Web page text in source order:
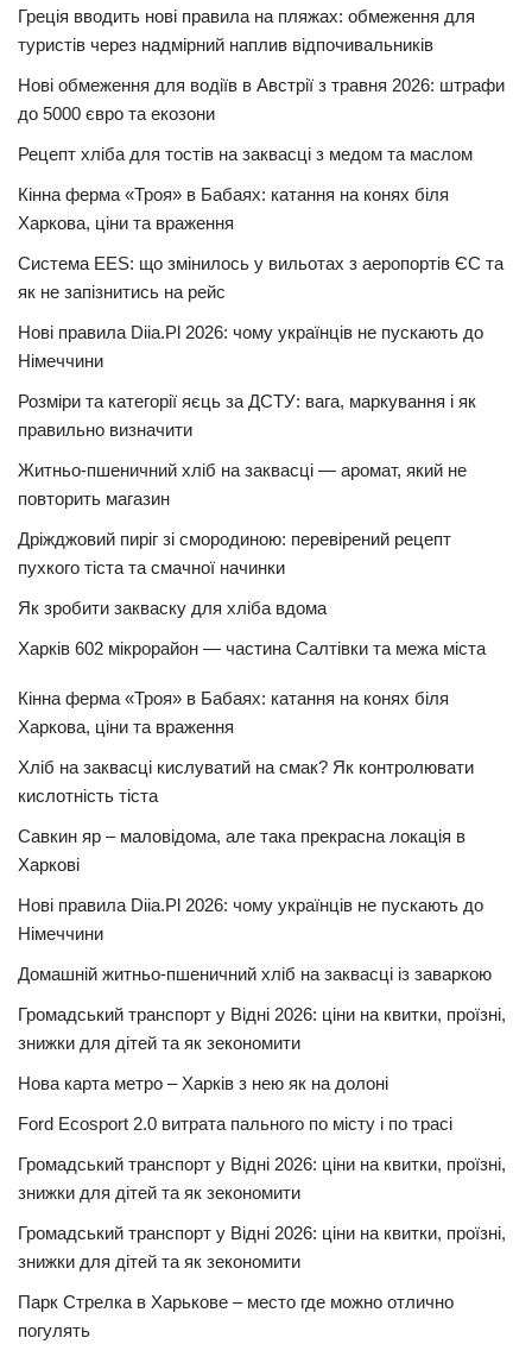
Греція вводить нові правила на пляжах: обмеження для
туристів через надмірний наплив відпочивальників
Нові обмеження для водіїв в Австрії з травня 2026: штрафи
до 5000 євро та екозони
Рецепт хліба для тостів на заквасці з медом та маслом
Кінна ферма «Троя» в Бабаях: катання на конях біля
Харкова, ціни та враження
Система EES: що змінилось у вильотах з аеропортів ЄС та
як не запізнитись на рейс
Нові правила Diia.Pl 2026: чому українців не пускають до
Німеччини
Розміри та категорії яєць за ДСТУ: вага, маркування і як
правильно визначити
Житньо-пшеничний хліб на заквасці — аромат, який не
повторить магазин
Дріжджовий пиріг зі смородиною: перевірений рецепт
пухкого тіста та смачної начинки
Як зробити закваску для хліба вдома
Харків 602 мікрорайон — частина Салтівки та межа міста
Кінна ферма «Троя» в Бабаях: катання на конях біля
Харкова, ціни та враження
Хліб на заквасці кислуватий на смак? Як контролювати
кислотність тіста
Савкин яр – маловідома, але така прекрасна локація в
Харкові
Нові правила Diia.Pl 2026: чому українців не пускають до
Німеччини
Домашній житньо-пшеничний хліб на заквасці із заваркою
Громадський транспорт у Відні 2026: ціни на квитки, проїзні,
знижки для дітей та як зекономити
Нова карта метро – Харків з нею як на долоні
Ford Ecosport 2.0 витрата пального по місту і по трасі
Громадський транспорт у Відні 2026: ціни на квитки, проїзні,
знижки для дітей та як зекономити
Громадський транспорт у Відні 2026: ціни на квитки, проїзні,
знижки для дітей та як зекономити
Парк Стрелка в Харькове – место где можно отлично
погулять